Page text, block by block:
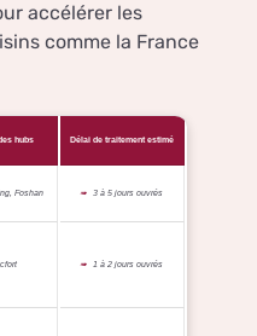
accélérer les
comme la France
hubs Délai de traitement estimé
Foshan 3 à 5 jours ouvrés
1 à 2 jours ouvrés